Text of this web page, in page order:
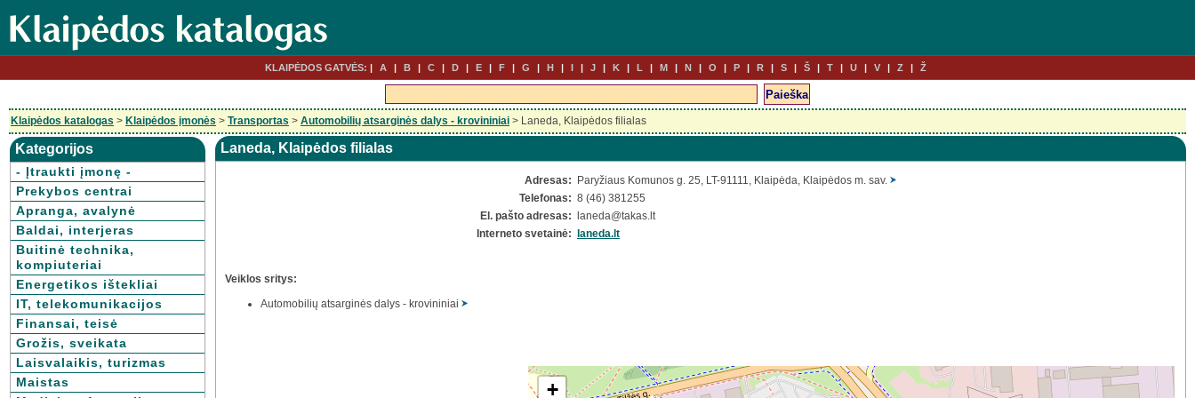
KLAIPĖDOS GATVĖS: A B C D E F G H I J K L M N O P R S Š T U V Z Ž
Klaipėdos katalogas > Klaipėdos įmonės > Transportas > Automobilių atsarginės dalys - krovininiai > Laneda, Klaipėdos filialas
Kategorijos
- Įtraukti įmonę -
Prekybos centrai
Apranga, avalynė
Baldai, interjeras
Buitinė technika,
kompiuteriai
Energetikos ištekliai
IT, telekomunikacijos
Finansai, teisė
Grožis, sveikata
Laisvalaikis, turizmas
Maistas
Laneda, Klaipėdos filialas
Adresas:
Paryžiaus Komunos g. 25, LT-91111, Klaipėda, Klaipėdos m. sav.
Telefonas: 8 (46) 381255
El. pašto adresas:
laneda@takas.lt
Interneto svetainė:
laneda.lt
Veiklos sritys:
Automobilių atsarginės dalys - krovininiai
+